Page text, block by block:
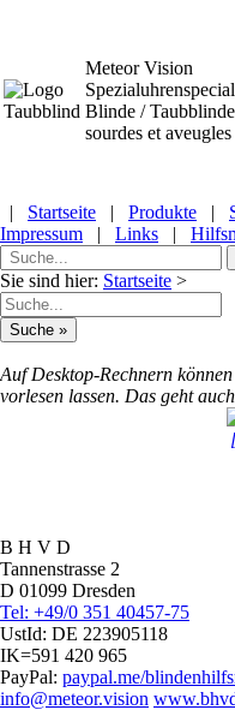
Meteor Vision
Blinde /
sourdes et aveugles
|
Startseite | Produkte |
Impressum
| Links |
Sie sind hier: Startseite >
Auf Desktop-Rechnern
vorlesen lassen. Das geht
B H V D
Tannenstrasse 2
D 01099 Dresden
Tel: +49/0 351 40457-75
UstId: DE 223905118
IK=591 420 965
PayPal: paypal.me/
info@meteor.vision